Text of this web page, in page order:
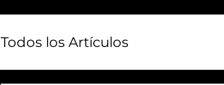
Todos los Artículos